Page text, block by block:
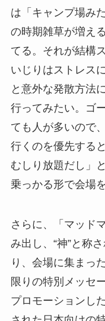
は「キャンプ場み
の時期雑草が増え
てる。それが結構
いじりはストレス
と意外な発散方法
行ってみたい。ゴ
ても人が多いので
行くのを優先する
むしり放題だし」
乗っかる形で会場
さらに、「マッド
み出し、“神”と称
り、会場に集まっ
限りの特別メッセ
プロモーションし